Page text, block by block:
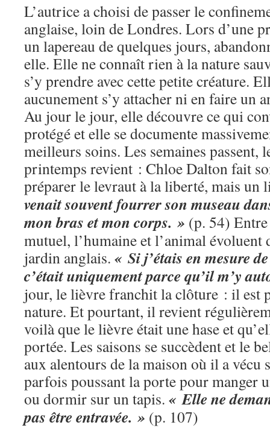
L’autrice a choisi de passer le
anglaise, loin de Londres. Lors d’une
un lapereau de quelques jours,
elle. Elle ne connaît rien à la nature
s’y prendre avec cette petite créature.
aucunement s’y attacher ni en faire un
Au jour le jour, elle découvre ce qui
protégé et elle se documente
meilleurs soins. Les semaines passent,
printemps revient : Chloe Dalton fait
préparer le levraut à la liberté, mais un
venait souvent fourrer son museau
mon bras et mon corps. » (p. 54)
mutuel, l’humaine et l’animal évoluent
jardin anglais. « Si j’étais en mesure
c’était uniquement parce qu’il m’y
jour, le lièvre franchit la clôture : il est
nature. Et pourtant, il revient
voilà que le lièvre était une hase et
portée. Les saisons se succèdent et le
aux alentours de la maison où il a vécu
parfois poussant la porte pour manger
ou dormir sur un tapis. « Elle ne
pas être entravée. » (p. 107)